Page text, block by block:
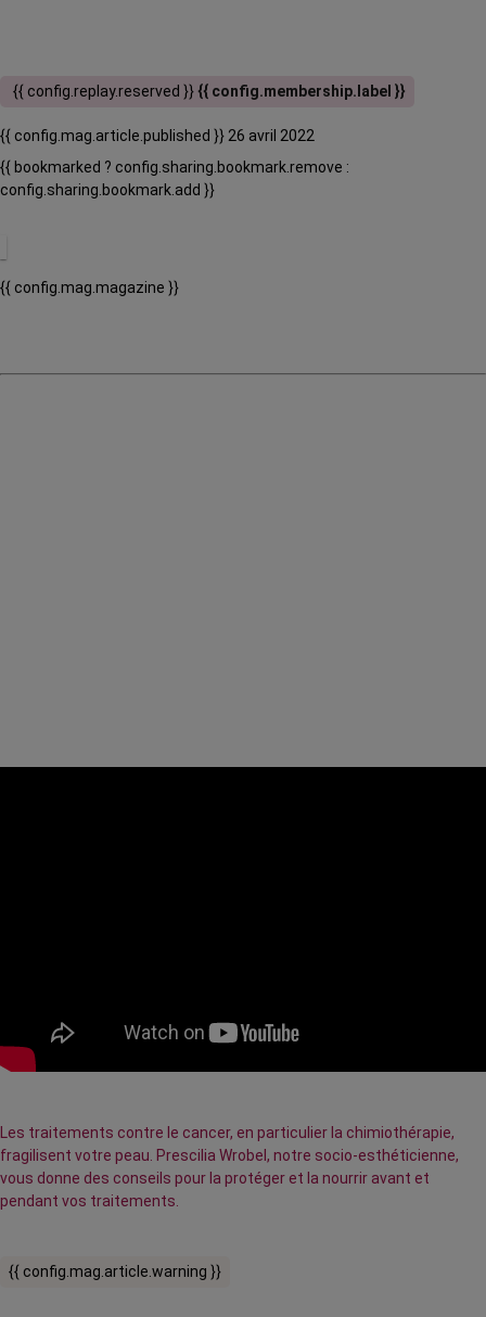
{{ config.replay.reserved }}{{ config.membership.label }}
{{ config.mag.article.published }} 26 avril 2022
{{ bookmarked ? config.sharing.bookmark.remove :
config.sharing.bookmark.add }}
{{ config.mag.magazine }}
Les traitements contre le cancer, en particulier la chimiothérapie,
fragilisent votre peau. Prescilia Wrobel, notre socio-esthéticienne,
vous donne des conseils pour la protéger et la nourrir avant et
pendant vos traitements.
{{ config.mag.article.warning }}